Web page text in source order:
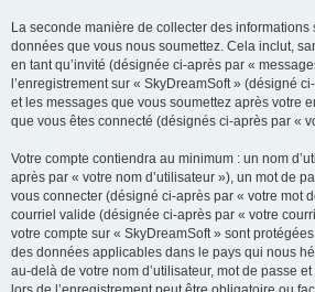
La seconde manière de collecter des informations
données que vous nous soumettez. Cela inclut,
en tant qu’invité (désignée ci-après par «
l’enregistrement sur « SkyDreamSoft » (désigné
et les messages que vous soumettez après votre
que vous êtes connecté (désignés ci-après par «
Votre compte contiendra au minimum : un nom
après par « votre nom d’utilisateur »), un mot de
vous connecter (désigné ci-après par « votre mot
courriel valide (désignée ci-après par « votre
votre compte sur « SkyDreamSoft » sont
des données applicables dans le pays qui nous
au-delà de votre nom d’utilisateur, mot de passe